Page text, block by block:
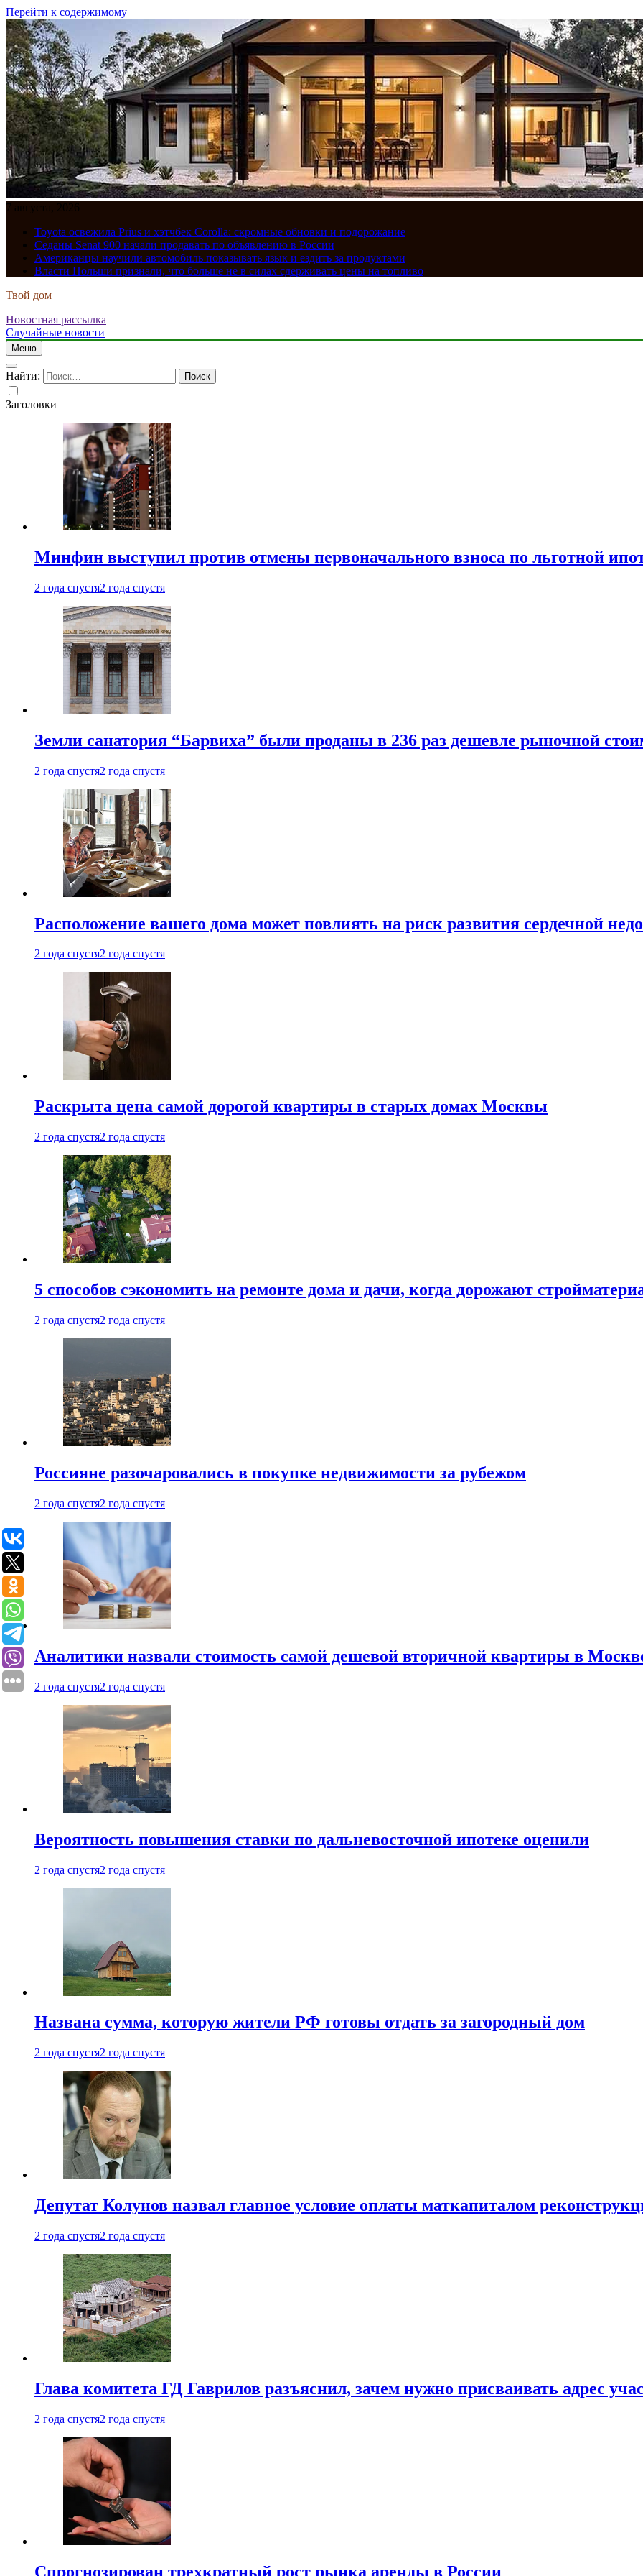
Перейти к содержимому
7 августа, 2026
Toyota освежила Prius и хэтчбек Corolla: скромные обновки и подорожание
Седаны Senat 900 начали продавать по объявлению в России
Американцы научили автомобиль показывать язык и ездить за продуктами
Власти Польши признали, что больше не в силах сдерживать цены на топливо
Твой дом
Новостная рассылка
Случайные новости
Меню
Найти:
Заголовки
Минфин выступил против отмены первоначального взноса по льготной
2 года спустя2 года спустя
Земли санатория “Барвиха” были проданы в 236 раз дешевле рыночной
2 года спустя2 года спустя
Расположение вашего дома может повлиять на риск развития сердечной
2 года спустя2 года спустя
Раскрыта цена самой дорогой квартиры в старых домах Москвы
2 года спустя2 года спустя
5 способов сэкономить на ремонте дома и дачи, когда дорожают
2 года спустя2 года спустя
Россияне разочаровались в покупке недвижимости за рубежом
2 года спустя2 года спустя
Аналитики назвали стоимость самой дешевой вторичной квартиры в
2 года спустя2 года спустя
Вероятность повышения ставки по дальневосточной ипотеке оценили
2 года спустя2 года спустя
Названа сумма, которую жители РФ готовы отдать за загородный дом
2 года спустя2 года спустя
Депутат Колунов назвал главное условие оплаты маткапиталом
2 года спустя2 года спустя
Глава комитета ГД Гаврилов разъяснил, зачем нужно присваивать адрес
2 года спустя2 года спустя
Спрогнозирован трехкратный рост рынка аренды в России